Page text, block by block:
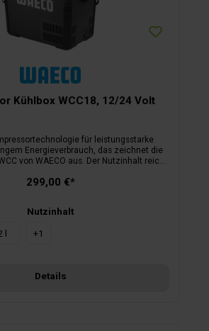
Kühlbox WCC18, 12/24 Volt
für leistungsstarke
Energieverbrauch, das zeichnet die
von WAECO aus. Der Nutzinhalt reicht
299,00 €*
Nutzinhalt
ist zurzeit nicht verfügbar.)
l +1
Details